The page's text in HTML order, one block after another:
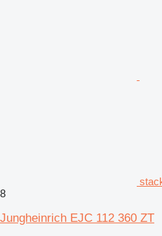
8
Jungheinrich EJC 112 360 ZT